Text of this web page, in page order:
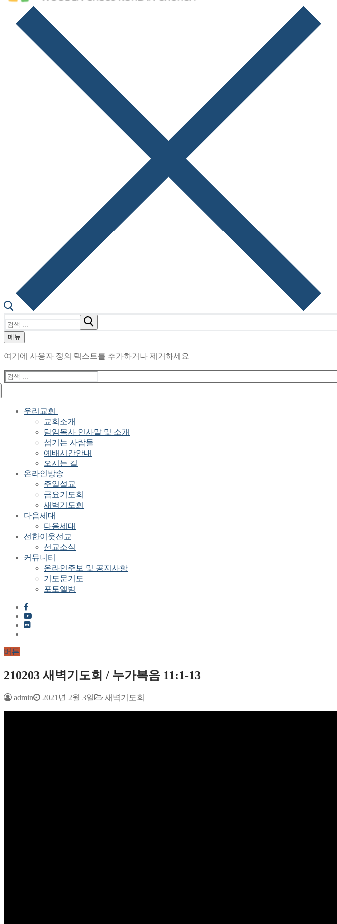
색
메뉴
여기에 사용자 정의 텍스트를 추가하거나 제거하세요
검
색
우리교회
교회소개
담임목사 인사말 및 소개
섬기는 사람들
예배시간안내
오시는 길
온라인방송
주일설교
금요기도회
새벽기도회
다음세대
다음세대
선한이웃선교
선교소식
커뮤니티
온라인주보 및 공지사항
기도문기도
포토앨범
버튼
210203 새벽기도회 / 누가복음 11:1-13
admin 2021년 2월 3일 새벽기도회